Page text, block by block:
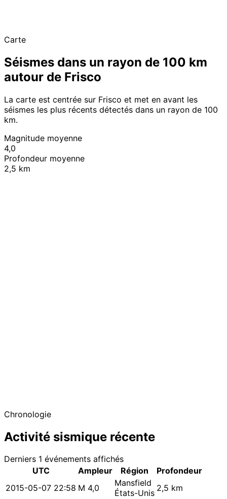
Carte
Séismes dans un rayon de 100 km
autour de Frisco
La carte est centrée sur Frisco et met en avant les
séismes les plus récents détectés dans un rayon de 100
km.
Magnitude moyenne
4,0
Profondeur moyenne
2,5 km
Chronologie
Activité sismique récente
Derniers 1 événements affichés
UTC
Ampleur Région
Profondeur
2015-05-07 22:58 M 4,0
Mansfield
États-Unis 2,5 km